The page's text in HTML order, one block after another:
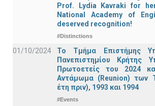
Prof. Lydia Kavraki for
National Academy of
deserved recognition!
#Distinctions
01/10/2024
Το Τμήμα Επιστήμης
Πανεπιστημίου Κρήτης
Πρωτοετείς του 2024
Αντάμωμα (Reunion) των
έτη πριν), 1993 και 1994
#Events